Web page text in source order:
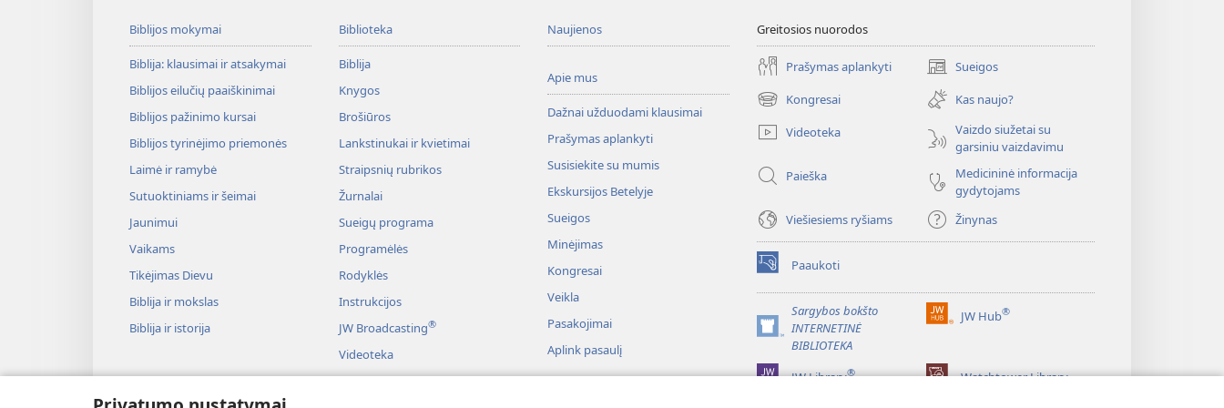
Biblijos mokymai
Biblija: klausimai ir atsakymai
Biblijos eilučių paaiškinimai
Biblijos pažinimo kursai
Biblijos tyrinėjimo priemonės
Laimė ir ramybė
Sutuoktiniams ir šeimai
Jaunimui
Vaikams
Tikėjimas Dievu
Biblija ir mokslas
Biblija ir istorija
Biblioteka
Biblija
Knygos
Brošiūros
Lankstinukai ir kvietimai
Straipsnių rubrikos
Žurnalai
Sueigų programa
Programėlės
Rodyklės
Instrukcijos
JW Broadcasting®
Videoteka
Muzika
Naujienos
Apie mus
Dažnai užduodami klausimai
Prašymas aplankyti
Susisiekite su mumis
Ekskursijos Betelyje
Sueigos
Minėjimas
Kongresai
Veikla
Pasakojimai
Aplink pasaulį
Greitosios nuorodos
Prašymas aplankyti Sueigos
(atsiveria
naujas
langas)
Kongresai
(atsiveria
naujas
langas)
Kas naujo?
Videoteka
Vaizdo siužetai su
garsiniu vaizdavimu
Paieška
Medicininė informacija
gydytojams
Viešiesiems ryšiams
Žinynas
Paaukoti
(atsiveria
naujas
langas)Sargybos bokšto
INTERNETINĖ
BIBLIOTEKA
(atsiveria
naujas
langas)
JW Hub®
(atsiveria
JW Library® Watchtower Library